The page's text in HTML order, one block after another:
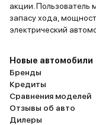
акции. Пользователь
запасу хода,
электрический
Новые автомобили
Бренды
Кредиты
Сравнения моделей
Отзывы об авто
Дилеры